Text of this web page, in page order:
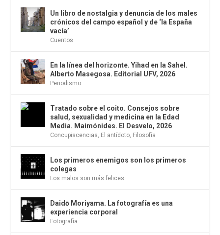
Un libro de nostalgia y denuncia de los males
crónicos del campo español y de ‘la España
vacía’
Cuentos
En la línea del horizonte. Yihad en la Sahel.
Alberto Masegosa. Editorial UFV, 2026
Periodismo
Tratado sobre el coito. Consejos sobre
salud, sexualidad y medicina en la Edad
Media. Maimónides. El Desvelo, 2026
Concupiscencias El antídoto Filosofía
Los primeros enemigos son los primeros
colegas
Los malos son más felices
Daidō Moriyama. La fotografía es una
experiencia corporal
Fotografía